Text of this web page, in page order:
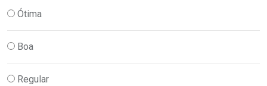
Ótima
Boa
Regular